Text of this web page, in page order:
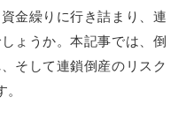
金繰りに行き詰まり、連
ょうか。本記事では、倒
そして連鎖倒産のリスク